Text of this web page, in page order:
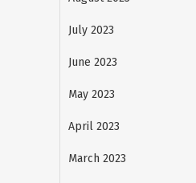
July 2023
June 2023
May 2023
April 2023
March 2023